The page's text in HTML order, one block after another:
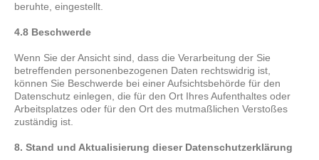
beruhte, eingestellt.
4.8 Beschwerde
Wenn Sie der Ansicht sind, dass die Verarbeitung der Sie
betreffenden personenbezogenen Daten rechtswidrig ist,
können Sie Beschwerde bei einer Aufsichtsbehörde für den
Datenschutz einlegen, die für den Ort Ihres Aufenthaltes oder
Arbeitsplatzes oder für den Ort des mutmaßlichen Verstoßes
zuständig ist.
8. Stand und Aktualisierung dieser Datenschutzerklärung